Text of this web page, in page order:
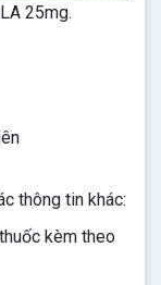
25mg.
thông tin khác:
kèm theo